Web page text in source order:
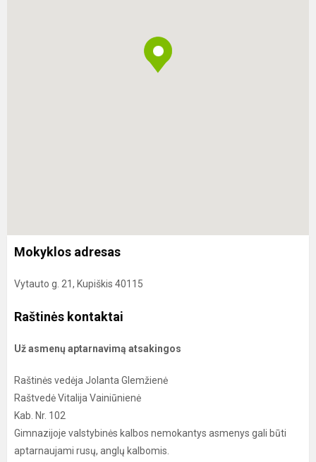
Mokyklos adresas
Vytauto g. 21, Kupiškis 40115
Raštinės kontaktai
Už asmenų aptarnavimą atsakingos
Raštinės vedėja Jolanta Glemžienė
Raštvedė Vitalija Vainiūnienė
Kab. Nr. 102
Gimnazijoje valstybinės kalbos nemokantys asmenys gali būti
aptarnaujami rusų, anglų kalbomis.